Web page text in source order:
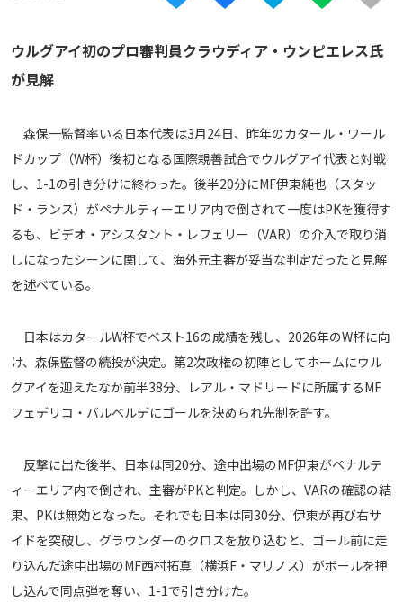
Android
Web
TV
ウルグアイ初のプロ審判員クラウディア・ウンピエレス氏
が見解
森保一監督率いる日本代表は3月24日、昨年のカタール・ワール
ドカップ（W杯）後初となる国際親善試合でウルグアイ代表と対戦
し、1-1の引き分けに終わった。後半20分にMF伊東純也（スタッ
ド・ランス）がペナルティーエリア内で倒されて一度はPKを獲得す
るも、ビデオ・アシスタント・レフェリー（VAR）の介入で取り消
しになったシーンに関して、海外元主審が妥当な判定だったと見解
を述べている。
日本はカタールW杯でベスト16の成績を残し、2026年のW杯に向
け、森保監督の続投が決定。第2次政権の初陣としてホームにウル
グアイを迎えたなか前半38分、レアル・マドリードに所属するMF
フェデリコ・バルベルデにゴールを決められ先制を許す。
反撃に出た後半、日本は同20分、途中出場のMF伊東がペナルテ
ィーエリア内で倒され、主審がPKと判定。しかし、VARの確認の結
果、PKは無効となった。それでも日本は同30分、伊東が再び右サ
イドを突破し、グラウンダーのクロスを放り込むと、ゴール前に走
り込んだ途中出場のMF西村拓真（横浜F・マリノス）がボールを押
し込んで同点弾を奪い、1-1で引き分けた。